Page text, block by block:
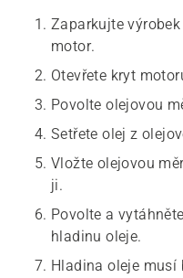
Zaparkujte
motor.
Otevřete kryt
Povolte olejovou
Setřete olej z
Vložte olejovou
ji.
Povolte a
hladinu oleje.
Hladina oleje musí